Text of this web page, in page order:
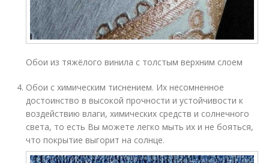
Обои из тяжёлого винила с толстым верхним слоем
Обои с химическим тиснением. Их несомненное
достоинство в высокой прочности и устойчивости к
воздействию влаги, химических средств и солнечного
света, то есть Вы можете легко мыть их и не бояться,
что покрытие выгорит на солнце.